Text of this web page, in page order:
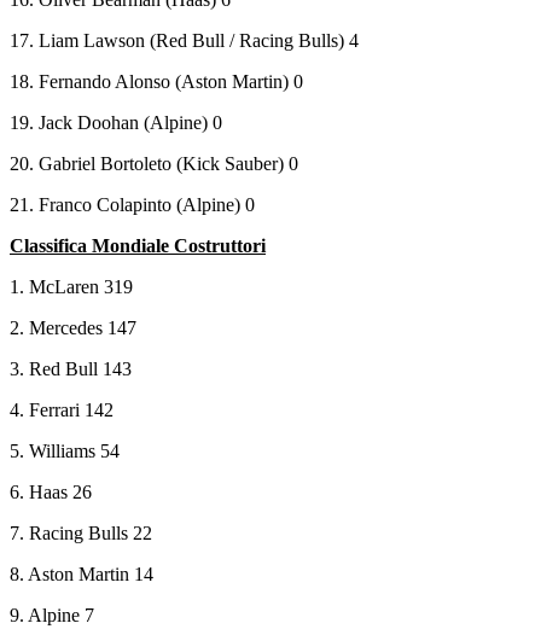
17. Liam Lawson (Red Bull / Racing Bulls) 4
18. Fernando Alonso (Aston Martin) 0
19. Jack Doohan (Alpine) 0
20. Gabriel Bortoleto (Kick Sauber) 0
21. Franco Colapinto (Alpine) 0
Classifica Mondiale Costruttori
1. McLaren 319
2. Mercedes 147
3. Red Bull 143
4. Ferrari 142
5. Williams 54
6. Haas 26
7. Racing Bulls 22
8. Aston Martin 14
9. Alpine 7